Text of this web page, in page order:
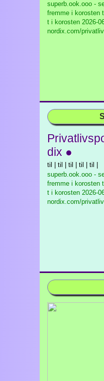
superb.ook.ooo -
fremme i korosten
t i korosten 2026-
nordix.com/
dix ●
til | til | til | til | til |
superb.ook.ooo -
fremme i korosten
t i korosten 2026-
nordix.com/